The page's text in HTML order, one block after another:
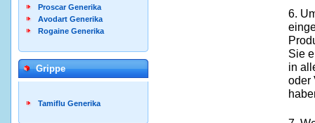
Proscar Generika
Avodart Generika
Rogaine Generika
Grippe
Tamiflu Generika
6.
Sie
in
oder